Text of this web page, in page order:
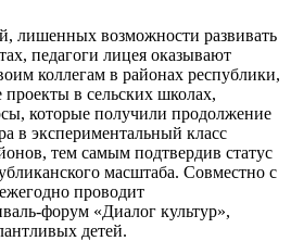
лишенных возможности развивать
педагоги лицея оказывают
коллегам в районах республики,
в сельских школах,
которые получили продолжение
в экспериментальный класс
тем самым подтвердив статус
масштаба. Совместно с
проводит
форум «Диалог культур»,
детей.